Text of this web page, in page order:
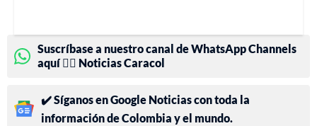
Suscríbase a nuestro canal de WhatsApp Channels
aquí 👉🏻 Noticias Caracol
✔️ Síganos en Google Noticias con toda la
información de Colombia y el mundo.